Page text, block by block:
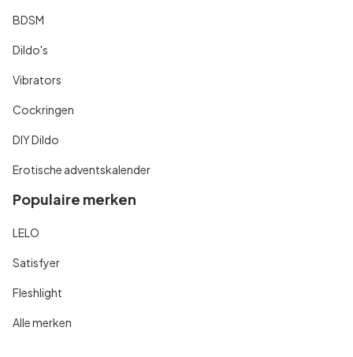
BDSM
Dildo's
Vibrators
Cockringen
DIY Dildo
Erotische adventskalender
Populaire merken
LELO
Satisfyer
Fleshlight
Alle merken